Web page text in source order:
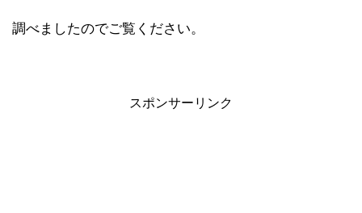
調べましたのでご覧ください。
スポンサーリンク